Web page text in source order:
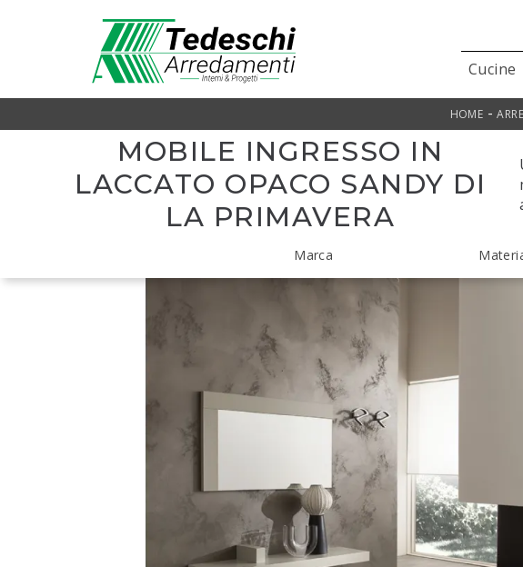
Cucine
HOME -
MOBILE INGRESSO IN
LACCATO OPACO SANDY DI
LA PRIMAVERA
Marca